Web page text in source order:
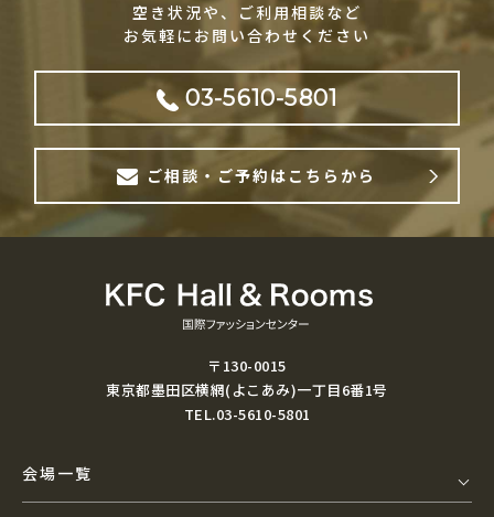
空き状況や、ご利用相談など
お気軽にお問い合わせください
03-5610-5801
ご相談・ご予約はこちらから
〒130-0015
東京都墨田区横網(よこあみ)一丁目6番1号
TEL.03-5610-5801
会場一覧